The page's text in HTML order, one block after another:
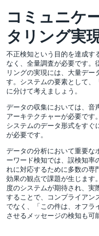
コミュニケ
タリング実
不正検知という目的を達成す
なく、全量調査が必要です。
リングの実現には、大量デ
す。システムの要素として、
に分けて考えましょう。
データの収集においては、音
アーキテクチャーが必要です
システムのデータ形式をすぐ
が必要です。
データの分析において重要な
ーワード検知では、誤検知率
れに対応するために多数の専
効果の観点で課題が生じます
度のシステムが期待され、実
することで、コンプライアン
でなく、「この件は、オフラ
させるメッセージの検知も可